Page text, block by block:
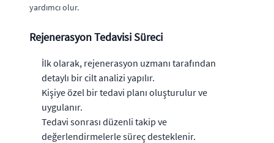
yardımcı olur.
Rejenerasyon Tedavisi Süreci
İlk olarak, rejenerasyon uzmanı tarafından
detaylı bir cilt analizi yapılır.
Kişiye özel bir tedavi planı oluşturulur ve
uygulanır.
Tedavi sonrası düzenli takip ve
değerlendirmelerle süreç desteklenir.